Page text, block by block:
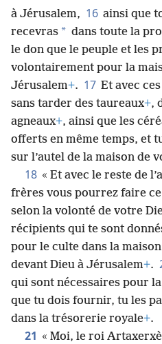
à Jérusalem, 16 ainsi que
recevras * dans toute la
le don que le peuple et les
volontairement pour la
Jérusalem+. 17 Et avec
sans tarder des taureaux+,
agneaux+, ainsi que les
offerts en même temps, et
sur l’autel de la maison de
18 « Et avec le reste de
frères vous pourrez faire
selon la volonté de votre
récipients qui te sont
pour le culte dans la
devant Dieu à Jérusalem+.
qui sont nécessaires pour
que tu dois fournir, tu les
dans la trésorerie royale+.
21 « Moi, le roi